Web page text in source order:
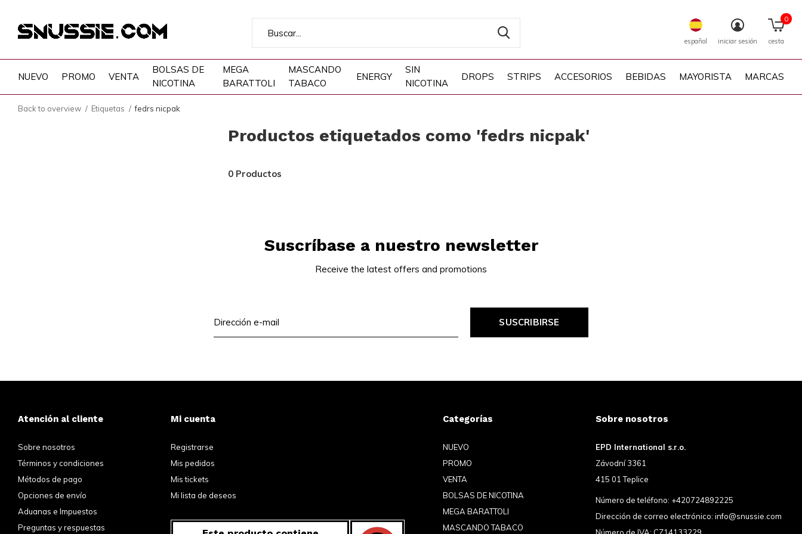
NUEVO PROMO VENTA
BOLSAS DE
NICOTINA
MEGA
BARATTOLI
MASCANDO
TABACO
ENERGY
SIN
NICOTINA
DROPS STRIPS ACCESORIOS BEBIDAS MAYORISTA MARCAS
español iniciar sesión cesta
0
Back to overview Etiquetas fedrs nicpak
Productos etiquetados como 'fedrs nicpak'
0 Productos
Suscríbase a nuestro newsletter
Receive the latest offers and promotions
SUSCRIBIRSE
Atención al cliente
Sobre nosotros
Términos y condiciones
Métodos de pago
Opciones de envío
Aduanas e Impuestos
Preguntas y respuestas
Mi cuenta
Registrarse
Mis pedidos
Mis tickets
Mi lista de deseos
Categorías
NUEVO
PROMO
VENTA
BOLSAS DE NICOTINA
MEGA BARATTOLI
MASCANDO TABACO
Sobre nosotros
EPD International s.r.o.
Závodní 3361
415 01 Teplice
Número de teléfono: +420724892225
Dirección de correo electrónico: info@snussie.com